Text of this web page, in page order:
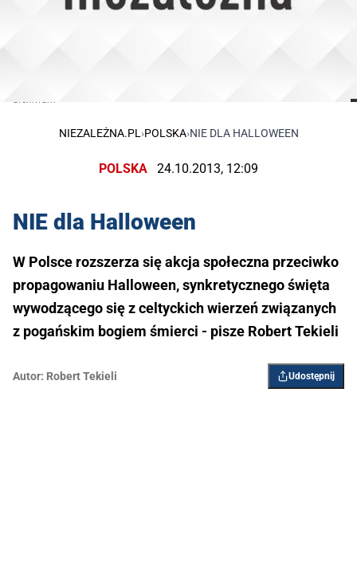
NIEZALEŻNA.PL ›POLSKA›NIE DLA HALLOWEEN
POLSKA 24.10.2013, 12:09
NIE dla Halloween
W Polsce rozszerza się akcja społeczna przeciwko
propagowaniu Halloween, synkretycznego święta
wywodzącego się z celtyckich wierzeń związanych
z pogańskim bogiem śmierci - pisze Robert Tekieli
Autor: Robert Tekieli Udostępnij